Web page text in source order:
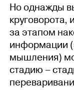
Но однажды
круговорота,
за этапом
информации
мышления)
стадию –